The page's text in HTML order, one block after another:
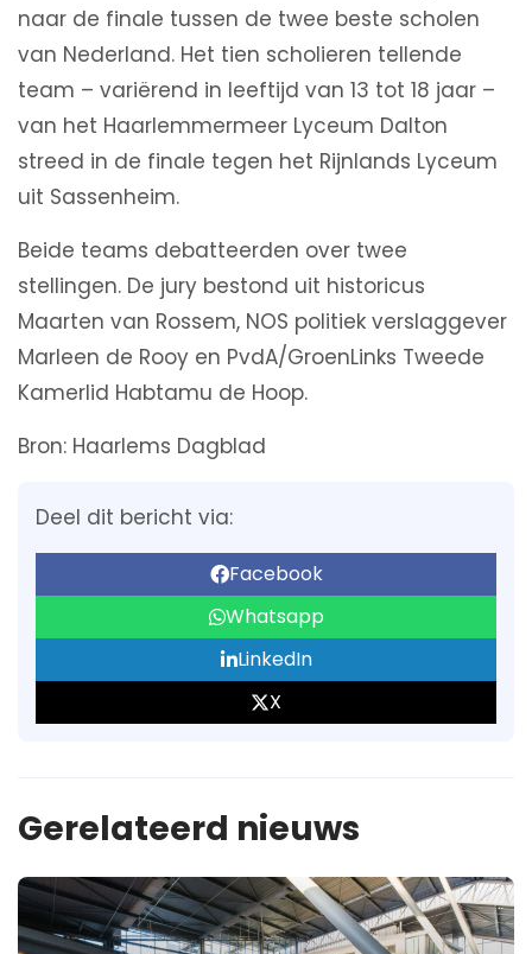
naar de finale tussen de twee beste scholen
van Nederland. Het tien scholieren tellende
team – variërend in leeftijd van 13 tot 18 jaar –
van het Haarlemmermeer Lyceum Dalton
streed in de finale tegen het Rijnlands Lyceum
uit Sassenheim.
Beide teams debatteerden over twee
stellingen. De jury bestond uit historicus
Maarten van Rossem, NOS politiek verslaggever
Marleen de Rooy en PvdA/GroenLinks Tweede
Kamerlid Habtamu de Hoop.
Bron: Haarlems Dagblad
Deel dit bericht via:
Facebook
Whatsapp
LinkedIn
X
Gerelateerd nieuws